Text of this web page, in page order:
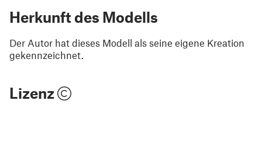
Herkunft des Modells
Der Autor hat dieses Modell als seine eigene Kreation
gekennzeichnet.
Lizenz